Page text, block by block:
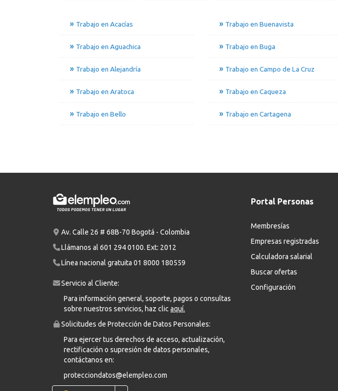
Trabajo en Acacías
Trabajo en Aguachica
Trabajo en Alejandría
Trabajo en Aratoca
Trabajo en Bello
Trabajo en Buenavista
Trabajo en Buga
Trabajo en Campo de La Cruz
Trabajo en Caqueza
Trabajo en Cartagena
Av. Calle 26 # 68B-70 Bogotá - Colombia
Llámanos al 601 294 0100. Ext: 2012
Línea nacional gratuita 01 8000 180559
Servicio al Cliente:
Para información general, soporte, pagos o consultas
sobre nuestros servicios, haz clic aquí.
Solicitudes de Protección de Datos Personales:
Para ejercer tus derechos de acceso, actualización,
rectificación o supresión de datos personales,
contáctanos en:
protecciondatos@elempleo.com
Portal Personas
Membresías
Empresas registradas
Calculadora salarial
Buscar ofertas
Configuración